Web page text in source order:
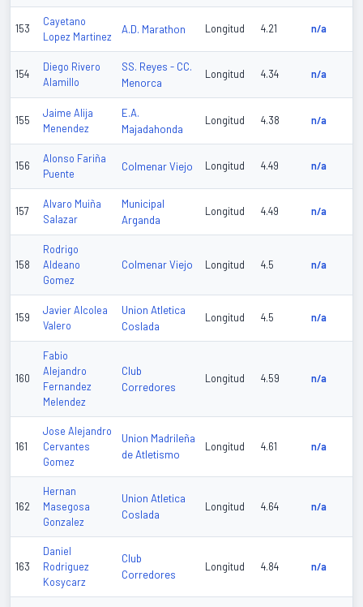
153
Cayetano
Lopez Martinez
A.D. Marathon Longitud 4.21 n/a
154
Diego Rivero
Alamillo
SS. Reyes - CC.
Menorca
Longitud 4.34 n/a
155
Jaime Alija
Menendez
E.A.
Majadahonda
Longitud 4.38 n/a
156
Alonso Fariña
Puente
Colmenar Viejo Longitud 4.49 n/a
157
Alvaro Muiña
Salazar
Municipal
Arganda
Longitud 4.49 n/a
158
Rodrigo
Aldeano
Gomez
Colmenar Viejo Longitud 4.5 n/a
159
Javier Alcolea
Valero
Union Atletica
Coslada
Longitud 4.5 n/a
160
Fabio
Alejandro
Fernandez
Melendez
Club
Corredores
Longitud 4.59 n/a
161
Jose Alejandro
Cervantes
Gomez
Union Madrileña
de Atletismo
Longitud 4.61 n/a
162
Hernan
Masegosa
Gonzalez
Union Atletica
Coslada
Longitud 4.64 n/a
163
Daniel
Rodriguez
Kosycarz
Club
Corredores
Longitud 4.84 n/a